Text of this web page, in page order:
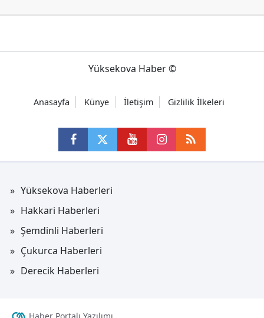
Yüksekova Haber ©
Anasayfa Künye İletişim Gizlilik İlkeleri
Yüksekova Haberleri
Hakkari Haberleri
Şemdinli Haberleri
Çukurca Haberleri
Derecik Haberleri
Haber Portalı Yazılımı